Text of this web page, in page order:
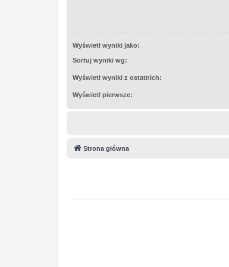
Wyświetl wyniki jako:
Sortuj wyniki wg:
Wyświetl wyniki z ostatnich:
Wyświetl pierwsze:
Strona główna